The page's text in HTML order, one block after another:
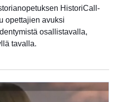
HistoriCall-
opettajien avuksi
osallistavalla,
tavalla.